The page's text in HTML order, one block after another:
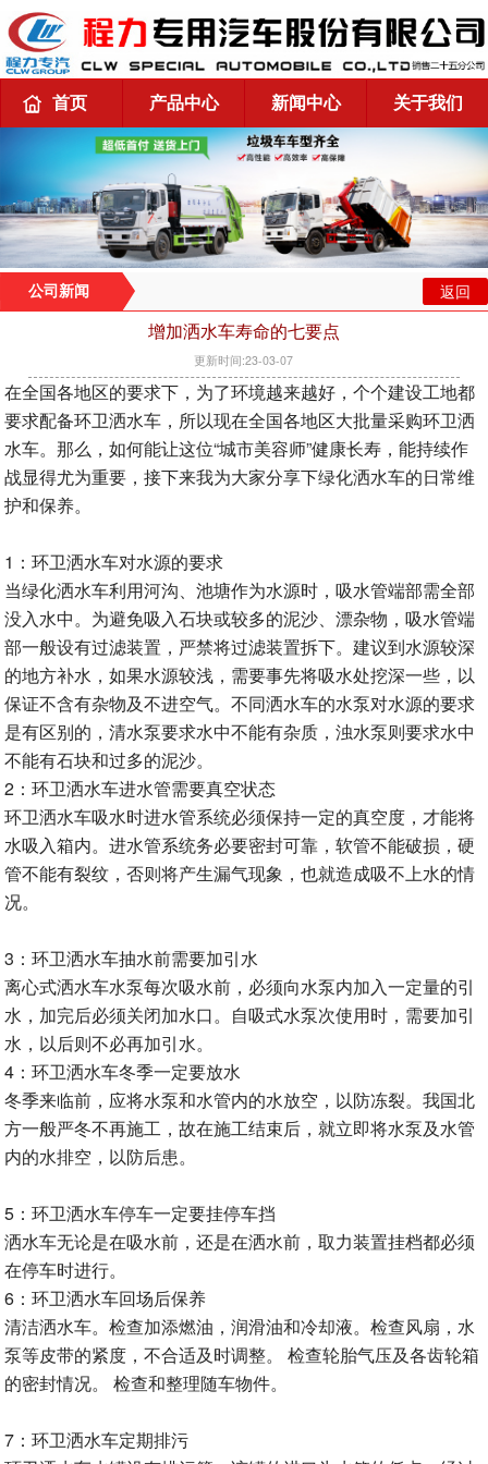
首页 产品中心 新闻中心 关于我们
公司新闻 返回
增加洒水车寿命的七要点
更新时间:23-03-07
在全国各地区的要求下，为了环境越来越好，个个建设工地都
要求配备环卫洒水车，所以现在全国各地区大批量采购环卫洒
水车。那么，如何能让这位“城市美容师”健康长寿，能持续作
战显得尤为重要，接下来我为大家分享下绿化洒水车的日常维
护和保养。
1：环卫洒水车对水源的要求
当绿化洒水车利用河沟、池塘作为水源时，吸水管端部需全部
没入水中。为避免吸入石块或较多的泥沙、漂杂物，吸水管端
部一般设有过滤装置，严禁将过滤装置拆下。建议到水源较深
的地方补水，如果水源较浅，需要事先将吸水处挖深一些，以
保证不含有杂物及不进空气。不同洒水车的水泵对水源的要求
是有区别的，清水泵要求水中不能有杂质，浊水泵则要求水中
不能有石块和过多的泥沙。
2：环卫洒水车进水管需要真空状态
环卫洒水车吸水时进水管系统必须保持一定的真空度，才能将
水吸入箱内。进水管系统务必要密封可靠，软管不能破损，硬
管不能有裂纹，否则将产生漏气现象，也就造成吸不上水的情
况。
3：环卫洒水车抽水前需要加引水
离心式洒水车水泵每次吸水前，必须向水泵内加入一定量的引
水，加完后必须关闭加水口。自吸式水泵次使用时，需要加引
水，以后则不必再加引水。
4：环卫洒水车冬季一定要放水
冬季来临前，应将水泵和水管内的水放空，以防冻裂。我国北
方一般严冬不再施工，故在施工结束后，就立即将水泵及水管
内的水排空，以防后患。
5：环卫洒水车停车一定要挂停车挡
洒水车无论是在吸水前，还是在洒水前，取力装置挂档都必须
在停车时进行。
6：环卫洒水车回场后保养
清洁洒水车。检查加添燃油，润滑油和冷却液。检查风扇，水
泵等皮带的紧度，不合适及时调整。 检查轮胎气压及各齿轮箱
的密封情况。 检查和整理随车物件。
7：环卫洒水车定期排污